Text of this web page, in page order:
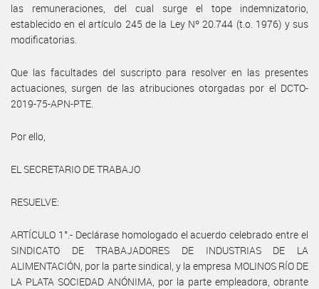
las remuneraciones, del cual surge el tope indemnizatorio,
establecido en el artículo 245 de la Ley Nº 20.744 (t.o. 1976) y sus
modificatorias.
Que las facultades del suscripto para resolver en las presentes
actuaciones, surgen de las atribuciones otorgadas por el DCTO-
2019-75-APN-PTE.
Por ello,
EL SECRETARIO DE TRABAJO
RESUELVE:
ARTÍCULO 1°.- Declárase homologado el acuerdo celebrado entre el
SINDICATO DE TRABAJADORES DE INDUSTRIAS DE LA
ALIMENTACIÓN, por la parte sindical, y la empresa MOLINOS RÍO DE
LA PLATA SOCIEDAD ANÓNIMA, por la parte empleadora, obrante